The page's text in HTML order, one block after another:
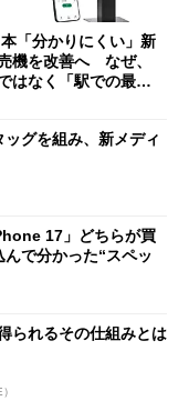
「分かりにくい」新
機を改善へ なぜ、
はなく「駅での最短
グを組み、新メディ
17」どちらが買
で分かった“スペッ
られるその仕組みとは